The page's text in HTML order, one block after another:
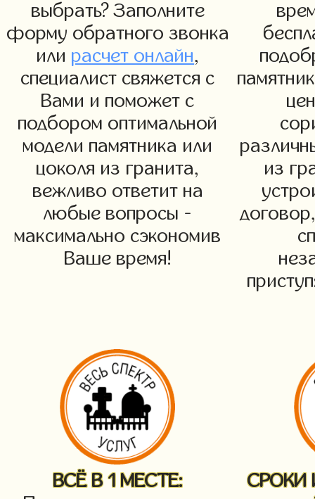
выбрать? Заполните
форму обратного звонка
или расчет онлайн,
специалист свяжется с
Вами и поможет с
подбором оптимальной
модели памятника или
цоколя из гранита,
вежливо ответит на
любые вопросы -
максимально сэкономив
Ваше время!
из
ВСЁ В 1 МЕСТЕ:
СРОКИ